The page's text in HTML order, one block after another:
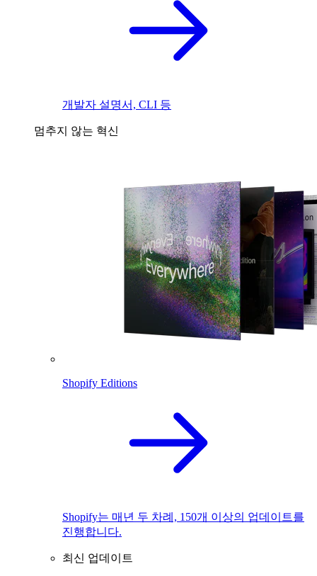
개발자 설명서, CLI 등
멈추지 않는 혁신
Shopify Editions
Shopify는 매년 두 차례, 150개 이상의 업데이트를
진행합니다.
최신 업데이트